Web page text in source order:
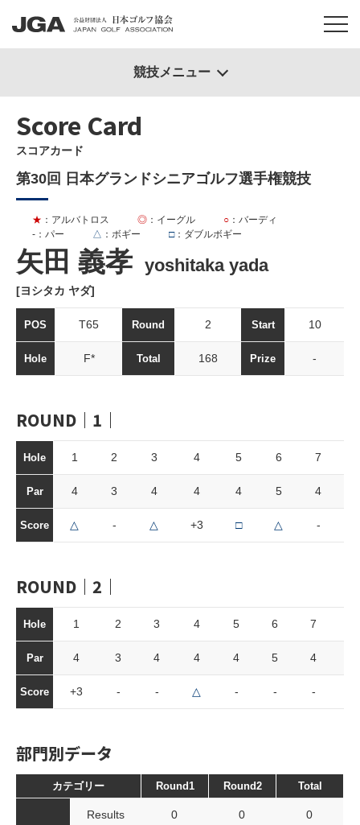
Score Card
スコアカード
第30回 日本グランドシニアゴルフ選手権競技
矢田 義孝 yoshitaka yada
[ヨシタカ ヤダ]
★ ：アルバトロス ◎ ：イーグル ○ ：バーディ
- ：パー △ ：ボギー □：ダブルボギー
POS T65 Round 2 Start 10
Hole F* Total 168 Prize -
ROUND｜1｜
Hole 1 2 3 4 5 6 7
Par 4 3 4 4 4 5 4
Score △ - △ +3 □ △ -
ROUND｜2｜
Hole 1 2 3 4 5 6 7
Par 4 3 4 4 4 5 4
Score +3 - - △ - - -
部門別データ
カテゴリー Round1 Round2 Total
Results 0 0 0
競技メニュー